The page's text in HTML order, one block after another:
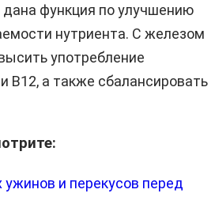
функция по улучшению
нутриента. С железом
употребление
B12, а также сбалансировать
ужинов и перекусов перед